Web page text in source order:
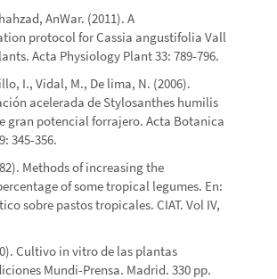
AnWar. (2011). A
protocol for Cassia angustifolia Vall
Acta Physiology Plant 33: 789-796.
I., Vidal, M., De lima, N. (2006).
acelerada de Stylosanthes humilis
gran potencial forrajero. Acta Botanica
345-356.
Methods of increasing the
of some tropical legumes. En:
sobre pastos tropicales. CIAT. Vol IV,
Cultivo in vitro de las plantas
Mundi-Prensa. Madrid. 330 pp.